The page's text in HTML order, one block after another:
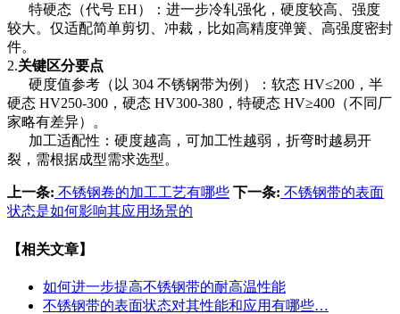
特硬态（代号 EH）：进一步冷轧强化，硬度较高、强度
较大。仅适配简单剪切、冲裁，比如高精度弹簧、高强度密封
件。
2.关键区分要点
硬度值参考（以 304 不锈钢带为例）：软态 HV≤200，半
硬态 HV250-300，硬态 HV300-380，特硬态 HV≥400（不同厂
家略有差异）。
加工适配性：硬度越高，可加工性越弱，折弯时越易开
裂，需根据成型需求选型。
上一条: 不锈钢卷的加工工艺有哪些 下一条: 不锈钢带的表面
状态是如何影响其应用场景的
【相关文章】
如何进一步提高不锈钢带的耐高温性能
不锈钢带的表面状态对其性能和应用有哪些…